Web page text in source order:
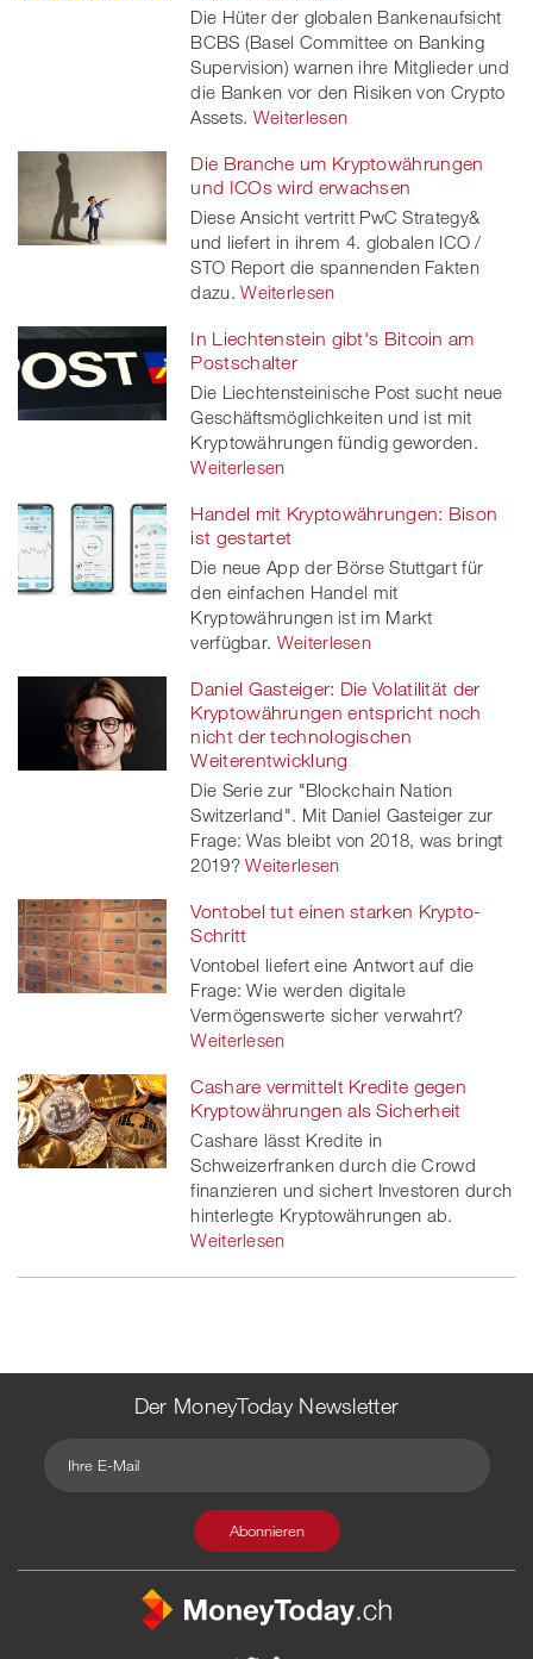
Die Hüter der globalen Bankenaufsicht
BCBS (Basel Committee on Banking
Supervision) warnen ihre Mitglieder und
die Banken vor den Risiken von Crypto
Assets. Weiterlesen
Die Branche um Kryptowährungen
und ICOs wird erwachsen
Diese Ansicht vertritt PwC Strategy&
und liefert in ihrem 4. globalen ICO /
STO Report die spannenden Fakten
dazu. Weiterlesen
In Liechtenstein gibt's Bitcoin am
Postschalter
Die Liechtensteinische Post sucht neue
Geschäftsmöglichkeiten und ist mit
Kryptowährungen fündig geworden.
Weiterlesen
Handel mit Kryptowährungen: Bison
ist gestartet
Die neue App der Börse Stuttgart für
den einfachen Handel mit
Kryptowährungen ist im Markt
verfügbar. Weiterlesen
Daniel Gasteiger: Die Volatilität der
Kryptowährungen entspricht noch
nicht der technologischen
Weiterentwicklung
Die Serie zur "Blockchain Nation
Switzerland". Mit Daniel Gasteiger zur
Frage: Was bleibt von 2018, was bringt
2019? Weiterlesen
Vontobel tut einen starken Krypto-
Schritt
Vontobel liefert eine Antwort auf die
Frage: Wie werden digitale
Vermögenswerte sicher verwahrt?
Weiterlesen
Cashare vermittelt Kredite gegen
Kryptowährungen als Sicherheit
Cashare lässt Kredite in
Schweizerfranken durch die Crowd
finanzieren und sichert Investoren durch
hinterlegte Kryptowährungen ab.
Weiterlesen
Der MoneyToday Newsletter